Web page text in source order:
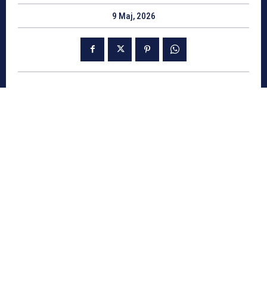
9 Maj, 2026